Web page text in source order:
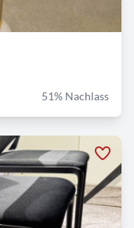
51% Nachlass